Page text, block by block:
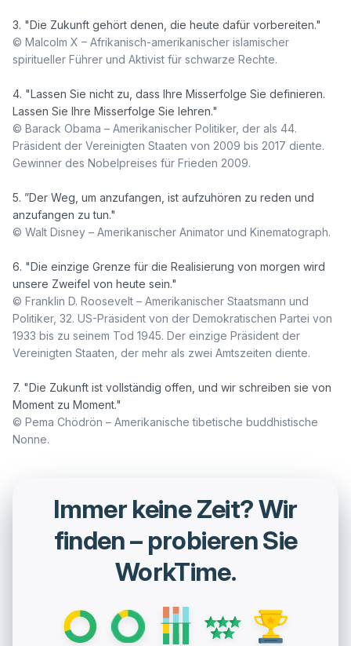
© Malcolm X – Afrikanisch-amerikanischer islamischer
spiritueller Führer und Aktivist für schwarze Rechte.
4. "Lassen Sie nicht zu, dass Ihre Misserfolge Sie definieren.
© Barack Obama – Amerikanischer Politiker, der als 44.
Präsident der Vereinigten Staaten von 2009 bis 2017 diente.
Gewinner des Nobelpreises für Frieden 2009.
5. ”Der Weg, um anzufangen, ist aufzuhören zu reden und
© Walt Disney – Amerikanischer Animator und Kinematograph.
6. "Die einzige Grenze für die Realisierung von morgen wird
© Franklin D. Roosevelt – Amerikanischer Staatsmann und
Politiker, 32. US-Präsident von der Demokratischen Partei von
1933 bis zu seinem Tod 1945. Der einzige Präsident der
Vereinigten Staaten, der mehr als zwei Amtszeiten diente.
7. "Die Zukunft ist vollständig offen, und wir schreiben sie von
© Pema Chödrön – Amerikanische tibetische buddhistische
Nonne.
Immer keine Zeit? Wir
finden – probieren Sie
WorkTime.